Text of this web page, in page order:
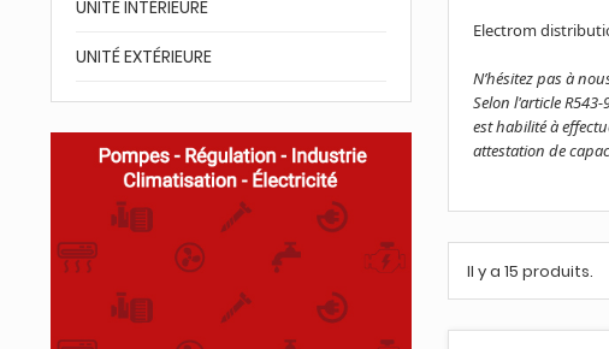
UNITÉ INTÉRIEURE
UNITÉ EXTÉRIEURE
Electrom
N’hésitez pas à
Selon l'article
est habilité à
attestation de
Il y a 15 produits.